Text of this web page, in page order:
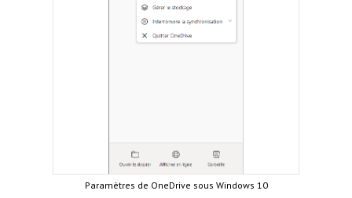
Paramètres de OneDrive sous Windows 10